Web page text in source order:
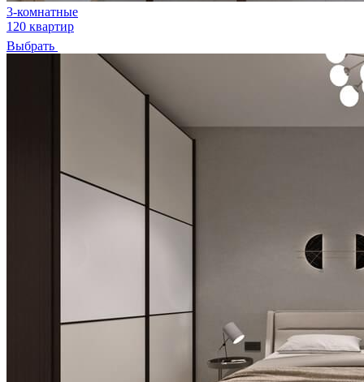
3-комнатные
120 квартир
Выбрать